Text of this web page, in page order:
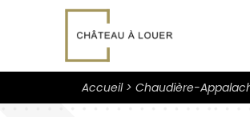
Accueil Chaudière-